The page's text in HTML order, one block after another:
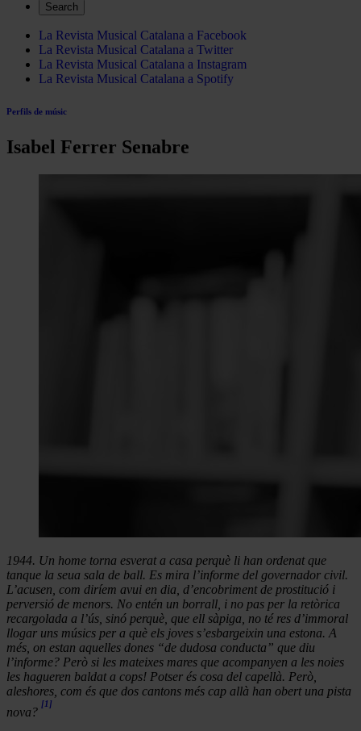
Search
La Revista Musical Catalana a Facebook
La Revista Musical Catalana a Twitter
La Revista Musical Catalana a Instagram
La Revista Musical Catalana a Spotify
Perfils de músic
Isabel Ferrer Senabre
1944. Un home torna esverat a casa perquè li han ordenat que
tanque la seua sala de ball. Es mira l’informe del governador civil.
L’acusen, com diríem avui en dia, d’encobriment de prostitució i
perversió de menors. No entén un borrall, i no pas per la retòrica
recargolada a l’ús, sinó perquè, que ell sàpiga, no té res d’immoral
llogar uns músics per a què els joves s’esbargeixin una estona. A
més, on estan aquelles dones “de dudosa conducta” que diu
l’informe? Però si les mateixes mares que acompanyen a les noies
les hagueren baldat a cops! Potser és cosa del capellà. Però,
aleshores, com és que dos cantons més cap allà han obert una pista
nova?
[1]